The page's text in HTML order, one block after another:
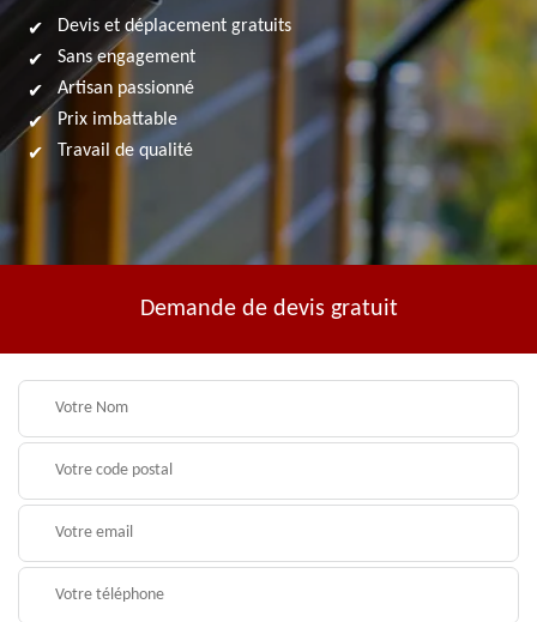
Devis et déplacement gratuits
Sans engagement
Artisan passionné
Prix imbattable
Travail de qualité
Demande de devis gratuit